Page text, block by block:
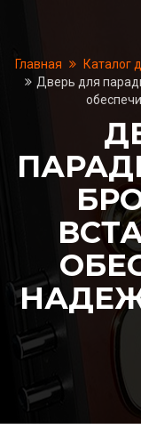
Главная Каталог
Дверь для